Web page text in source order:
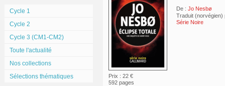
Cycle 1
Cycle 2
Cycle 3 (CM1-CM2)
Toute l'actualité
Nos collections
Sélections thématiques
Prix : 22 €
592 pages
De : Jo Nesbø
Traduit
Série Noire